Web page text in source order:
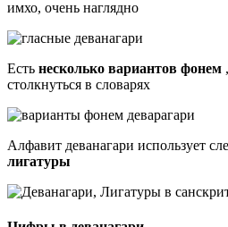
имхо, очень наглядно
Есть несколько вариантов фонем
столкнуться в словарях
Алфавит деванагари использует
лигатуры